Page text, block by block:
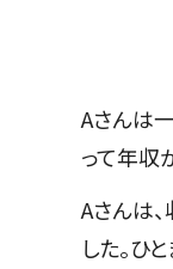
Aさんは
って年収
Aさんは
した。ひ